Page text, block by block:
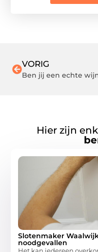
VORIG
Hier zijn
Slotenmaker
noodgevallen
Het kan iedereen